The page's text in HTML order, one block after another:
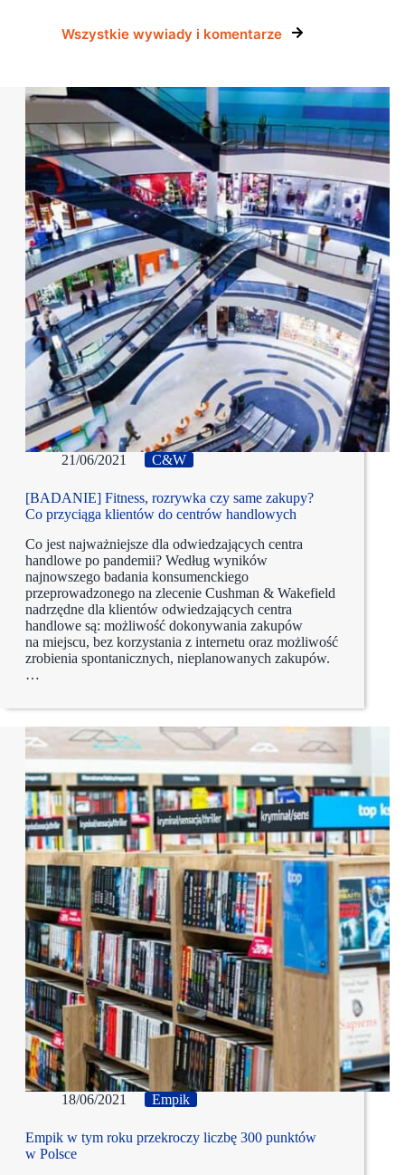
Wszystkie wywiady i komentarze
21/06/2021 C&W
[BADANIE] Fitness, rozrywka czy same zakupy?
Co przyciąga klientów do centrów handlowych
Co jest najważniejsze dla odwiedzających centra
handlowe po pandemii? Według wyników
najnowszego badania konsumenckiego
przeprowadzonego na zlecenie Cushman & Wakefield
nadrzędne dla klientów odwiedzających centra
handlowe są: możliwość dokonywania zakupów
na miejscu, bez korzystania z internetu oraz możliwość
zrobienia spontanicznych, nieplanowanych zakupów.
…
18/06/2021 Empik
Empik w tym roku przekroczy liczbę 300 punktów
w Polsce